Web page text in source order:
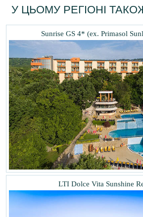
У ЦЬОМУ РЕГІОНІ
Sunrise GS 4* (ex. Primasol
LTI Dolce Vita Sunshine